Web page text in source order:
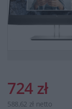
724 zł
588,62 zł netto